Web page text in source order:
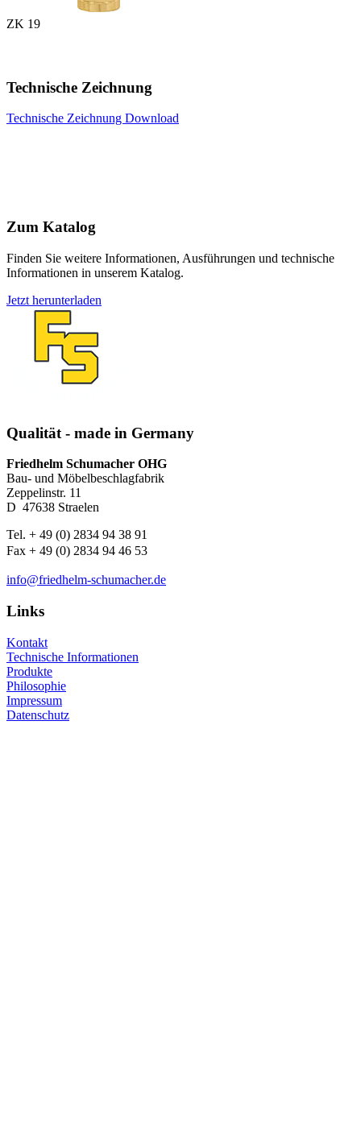
ZK 19
Technische Zeichnung
Technische Zeichnung Download
Zum Katalog
Finden Sie weitere Informationen, Ausführungen und technische
Informationen in unserem Katalog.
Jetzt herunterladen
Qualität - made in Germany
Friedhelm Schumacher OHG
Bau- und Möbelbeschlagfabrik
Zeppelinstr. 11
D ­ 47638 Straelen
Tel. + 49 (0) 2834 94 38 91
Fax + 49 (0) 2834 94 46 53
info@friedhelm-schumacher.de
Links
Kontakt
Technische Informationen
Produkte
Philosophie
Impressum
Datenschutz